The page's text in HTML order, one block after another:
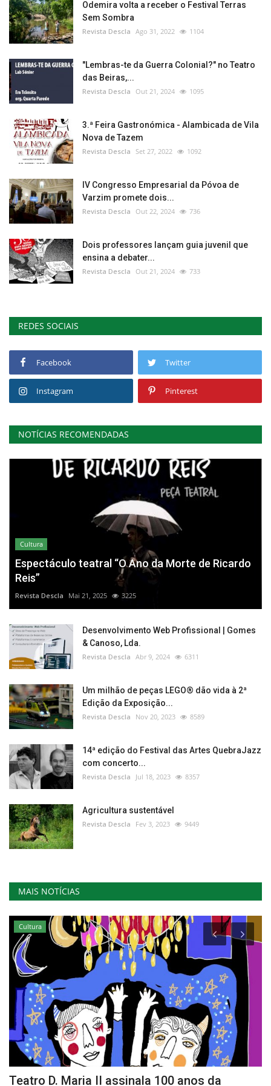
Odemira volta a receber o Festival Terras
Sem Sombra
Revista Descla Ago 31, 2022 1104
"Lembras-te da Guerra Colonial?" no Teatro
das Beiras,...
Revista Descla Out 21, 2024 1095
3.ª Feira Gastronómica - Alambicada de Vila
Nova de Tazem
Revista Descla Set 27, 2022 1092
IV Congresso Empresarial da Póvoa de
Varzim promete dois...
Revista Descla Out 22, 2024 736
Dois professores lançam guia juvenil que
ensina a debater...
Revista Descla Out 21, 2024 733
REDES SOCIAIS
Facebook Twitter
Instagram Pinterest
NOTÍCIAS RECOMENDADAS
Cultura
Espectáculo teatral “O Ano da Morte de Ricardo
Reis”
Revista Descla Mai 21, 2025 3225
Desenvolvimento Web Profissional | Gomes
& Canoso, Lda.
Revista Descla Abr 9, 2024 6311
Um milhão de peças LEGO® dão vida à 2ª
Edição da Exposição...
Revista Descla Nov 20, 2023 8589
14ª edição do Festival das Artes QuebraJazz
com concerto...
Revista Descla Jul 18, 2023 8357
Agricultura sustentável
Revista Descla Fev 3, 2023 9449
MAIS NOTÍCIAS
Cultura
Teatro D. Maria II assinala 100 anos da